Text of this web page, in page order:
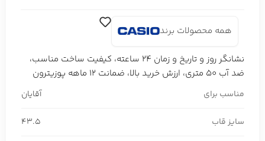
همه محصولات برند
نشانگر روز و تاریخ و زمان 24 ساعته، کیفیت ساخت مناسب،
ضد آب 50 متری، ارزش خرید بالا، ضمانت 12 ماهه پوزیترون
مناسب برای آقایان
سایز قاب 43.5